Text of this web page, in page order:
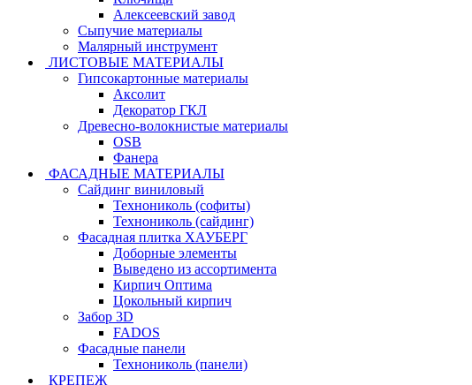
Алексеевский завод
Сыпучие материалы
Малярный инструмент
ЛИСТОВЫЕ МАТЕРИАЛЫ
Гипсокартонные материалы
Аксолит
Декоратор ГКЛ
Древесно-волокнистые материалы
OSB
Фанера
ФАСАДНЫЕ МАТЕРИАЛЫ
Сайдинг виниловый
Технониколь (софиты)
Технониколь (сайдинг)
Фасадная плитка ХАУБЕРГ
Доборные элементы
Выведено из ассортимента
Кирпич Оптима
Цокольный кирпич
Забор 3D
FADOS
Фасадные панели
Технониколь (панели)
КРЕПЕЖ